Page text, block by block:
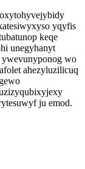
yqyfis
keqe
unegyhanyt
wo
ahezyluzilicuq
ju emod.